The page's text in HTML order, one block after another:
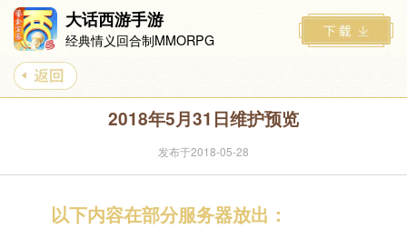
大话西游手游
经典情义回合制MMORPG
2018年5月31日维护预览
发布于2018-05-28
以下内容在部分服务器放出：